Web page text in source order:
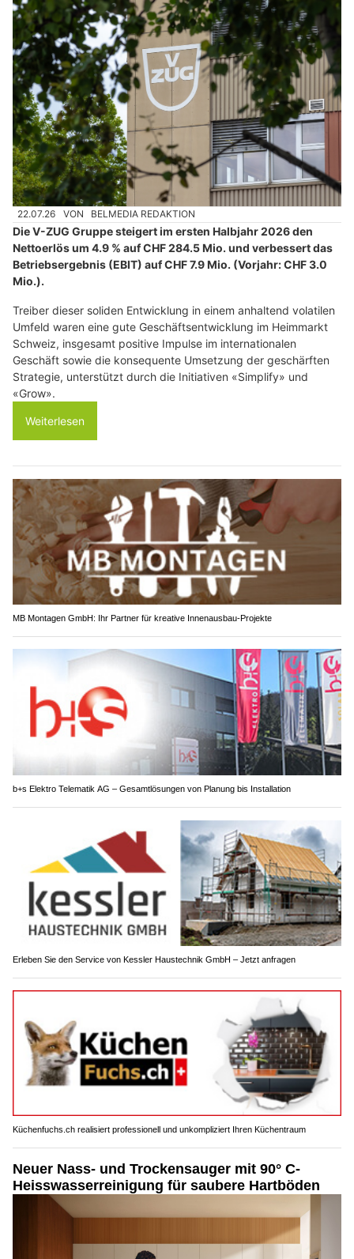
22.07.26 VON BELMEDIA REDAKTION
Die V-ZUG Gruppe steigert im ersten Halbjahr 2026 den
Nettoerlös um 4.9 % auf CHF 284.5 Mio. und verbessert das
Betriebsergebnis (EBIT) auf CHF 7.9 Mio. (Vorjahr: CHF 3.0
Mio.).
Treiber dieser soliden Entwicklung in einem anhaltend volatilen
Umfeld waren eine gute Geschäftsentwicklung im Heimmarkt
Schweiz, insgesamt positive Impulse im internationalen
Geschäft sowie die konsequente Umsetzung der geschärften
Strategie, unterstützt durch die Initiativen «Simplify» und
«Grow».
Weiterlesen
MB Montagen GmbH: Ihr Partner für kreative Innenausbau-Projekte
b+s Elektro Telematik AG – Gesamtlösungen von Planung bis Installation
Erleben Sie den Service von Kessler Haustechnik GmbH – Jetzt anfragen
Küchenfuchs.ch realisiert professionell und unkompliziert Ihren Küchentraum
Neuer Nass- und Trockensauger mit 90° C-
Heisswasserreinigung für saubere Hartböden